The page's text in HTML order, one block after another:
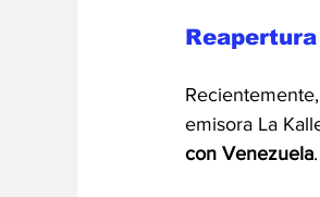
emisora La
con Venezuela.